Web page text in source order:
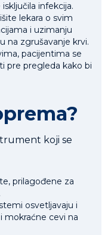
infekcija.
lekara o svim
i uzimanju
na zgrušavanje krvi.
pacijentima se
pre pregleda kako bi
koji se
prilagođene za
osvetljavaju i
mokraćne cevi na